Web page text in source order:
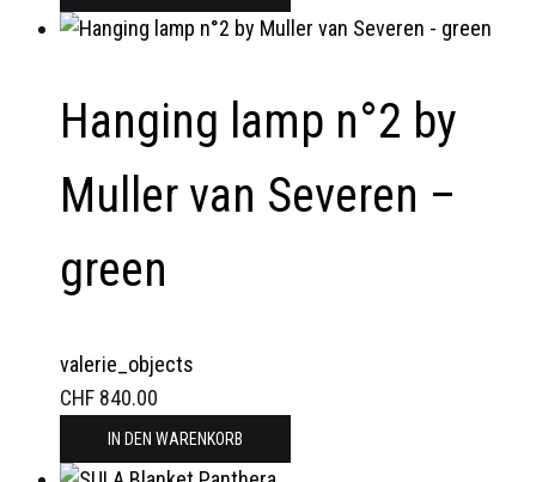
Hanging lamp n°2 by
Muller van Severen –
green
valerie_objects
CHF 840.00
IN DEN WARENKORB